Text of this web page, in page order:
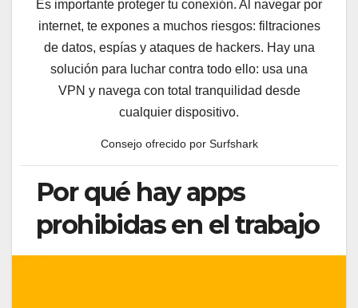
Es importante proteger tu conexión. Al navegar por
internet, te expones a muchos riesgos: filtraciones
de datos, espías y ataques de hackers. Hay una
solución para luchar contra todo ello: usa una
VPN y navega con total tranquilidad desde
cualquier dispositivo.
Consejo ofrecido por Surfshark
Por qué hay apps
prohibidas en el trabajo